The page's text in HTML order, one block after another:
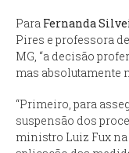
Para Fernanda
Pires e professora
MG, “a decisão
mas absolutamente
“Primeiro, para
suspensão dos
ministro Luiz Fux na